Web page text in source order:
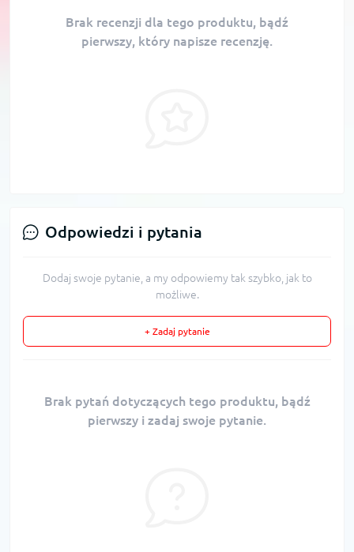
Brak recenzji dla tego produktu, bądź
pierwszy, który napisze recenzję.
Odpowiedzi i pytania
Dodaj swoje pytanie, a my odpowiemy tak szybko, jak to
możliwe.
+ Zadaj pytanie
Brak pytań dotyczących tego produktu, bądź
pierwszy i zadaj swoje pytanie.